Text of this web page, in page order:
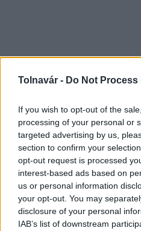
Tolnavár - Do Not
If you wish to opt-out of the
processing of your personal or
targeted advertising by us,
section to confirm your
opt-out request is processed
interest-based ads based on
us or personal information
your opt-out. You may
disclosure of your personal
IAB’s list of downstream
Aktuális